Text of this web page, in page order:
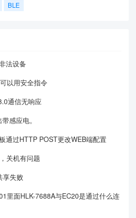
BLE
法设备
以用安全指令
通信无响应
感应电。
通过HTTP POST更改WEB端配置
关机有问题
享失败
里面HLK-7688A与EC20是通过什么连